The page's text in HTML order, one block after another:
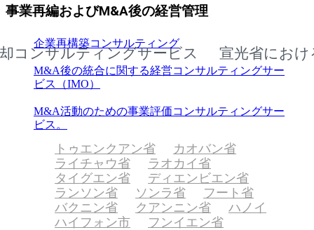
事業再編およびM&A後の経営管理
企業再構築コンサルティング
M&A後の統合に関する経営コンサルティングサー
ビス（IMO）
M&A活動のための事業評価コンサルティングサー
ビス。
サルティングサービス 宣光省における企
トゥエンクアン省
カオバン省
ライチャウ省
ラオカイ省
タイグエン省
ディエンビエン省
ランソン省
ソンラ省
フート省
バクニン省
クアンニン省
ハノイ
ハイフォン市
フンイエン省